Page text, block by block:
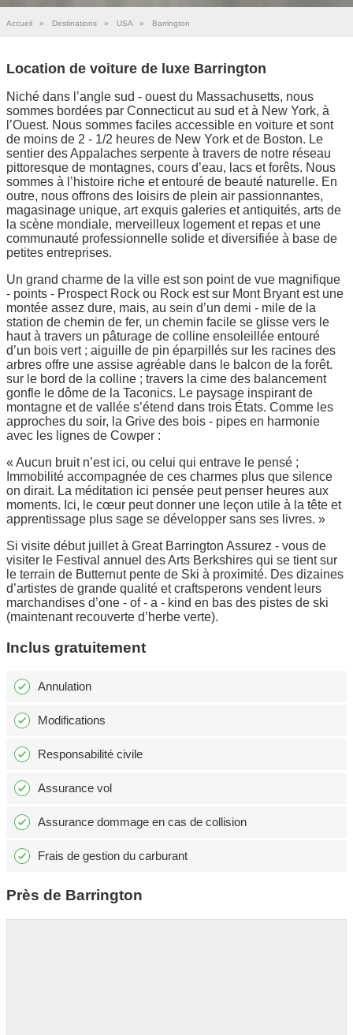
Accueil » Destinations » USA » Barrington
Location de voiture de luxe Barrington
Niché dans l’angle sud - ouest du Massachusetts, nous
sommes bordées par Connecticut au sud et à New York, à
l’Ouest. Nous sommes faciles accessible en voiture et sont
de moins de 2 - 1/2 heures de New York et de Boston. Le
sentier des Appalaches serpente à travers de notre réseau
pittoresque de montagnes, cours d’eau, lacs et forêts. Nous
sommes à l’histoire riche et entouré de beauté naturelle. En
outre, nous offrons des loisirs de plein air passionnantes,
magasinage unique, art exquis galeries et antiquités, arts de
la scène mondiale, merveilleux logement et repas et une
communauté professionnelle solide et diversifiée à base de
petites entreprises.
Un grand charme de la ville est son point de vue magnifique
- points - Prospect Rock ou Rock est sur Mont Bryant est une
montée assez dure, mais, au sein d’un demi - mile de la
station de chemin de fer, un chemin facile se glisse vers le
haut à travers un pâturage de colline ensoleillée entouré
d’un bois vert ; aiguille de pin éparpillés sur les racines des
arbres offre une assise agréable dans le balcon de la forêt.
sur le bord de la colline ; travers la cime des balancement
gonfle le dôme de la Taconics. Le paysage inspirant de
montagne et de vallée s’étend dans trois États. Comme les
approches du soir, la Grive des bois - pipes en harmonie
avec les lignes de Cowper :
« Aucun bruit n’est ici, ou celui qui entrave le pensé ;
Immobilité accompagnée de ces charmes plus que silence
on dirait. La méditation ici pensée peut penser heures aux
moments. Ici, le cœur peut donner une leçon utile à la tête et
apprentissage plus sage se développer sans ses livres. »
Si visite début juillet à Great Barrington Assurez - vous de
visiter le Festival annuel des Arts Berkshires qui se tient sur
le terrain de Butternut pente de Ski à proximité. Des dizaines
d’artistes de grande qualité et craftsperons vendent leurs
marchandises d’one - of - a - kind en bas des pistes de ski
(maintenant recouverte d’herbe verte).
Inclus gratuitement
Annulation
Modifications
Responsabilité civile
Assurance vol
Assurance dommage en cas de collision
Frais de gestion du carburant
Près de Barrington